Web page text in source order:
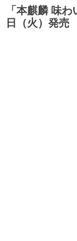
「本麒麟 味
日（火）発売